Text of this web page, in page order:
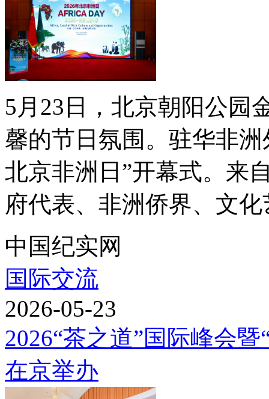
5月23日，北京朝阳公园
馨的节日氛围。驻华非
北京非洲日”开幕式。来
府代表、非洲侨界、文化
中国纪实网
国际交流
2026-05-23
2026“茶之道”国际峰会
在京举办